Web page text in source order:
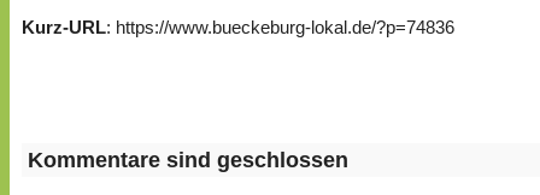
Kurz-URL: https://www.bueckeburg-lokal.de/?p=74836
Kommentare sind geschlossen